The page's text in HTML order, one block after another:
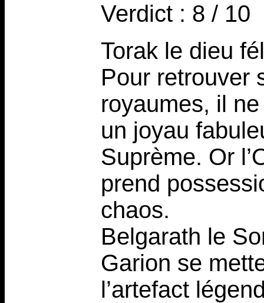
Verdict : 8 / 10
Torak le dieu
Pour retrouver
royaumes, il ne
un joyau
Suprème. Or
prend
chaos.
Belgarath le
Garion se
l’artefact